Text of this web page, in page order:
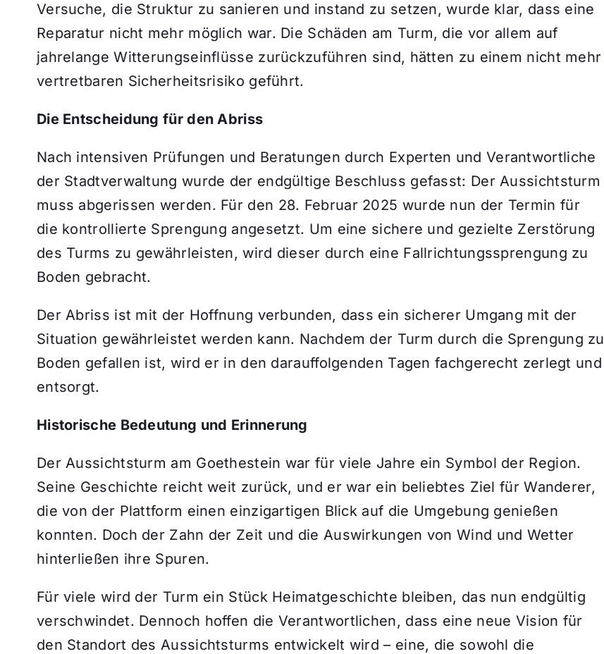
Versuche, die Struktur zu sanieren und instand zu setzen, wurde klar, dass eine
Reparatur nicht mehr möglich war. Die Schäden am Turm, die vor allem auf
jahrelange Witterungseinflüsse zurückzuführen sind, hätten zu einem nicht mehr
vertretbaren Sicherheitsrisiko geführt.
Die Entscheidung für den Abriss
Nach intensiven Prüfungen und Beratungen durch Experten und Verantwortliche
der Stadtverwaltung wurde der endgültige Beschluss gefasst: Der Aussichtsturm
muss abgerissen werden. Für den 28. Februar 2025 wurde nun der Termin für
die kontrollierte Sprengung angesetzt. Um eine sichere und gezielte Zerstörung
des Turms zu gewährleisten, wird dieser durch eine Fallrichtungssprengung zu
Boden gebracht.
Der Abriss ist mit der Hoffnung verbunden, dass ein sicherer Umgang mit der
Situation gewährleistet werden kann. Nachdem der Turm durch die Sprengung zu
Boden gefallen ist, wird er in den darauffolgenden Tagen fachgerecht zerlegt und
entsorgt.
Historische Bedeutung und Erinnerung
Der Aussichtsturm am Goethestein war für viele Jahre ein Symbol der Region.
Seine Geschichte reicht weit zurück, und er war ein beliebtes Ziel für Wanderer,
die von der Plattform einen einzigartigen Blick auf die Umgebung genießen
konnten. Doch der Zahn der Zeit und die Auswirkungen von Wind und Wetter
hinterließen ihre Spuren.
Für viele wird der Turm ein Stück Heimatgeschichte bleiben, das nun endgültig
verschwindet. Dennoch hoffen die Verantwortlichen, dass eine neue Vision für
den Standort des Aussichtsturms entwickelt wird – eine, die sowohl die